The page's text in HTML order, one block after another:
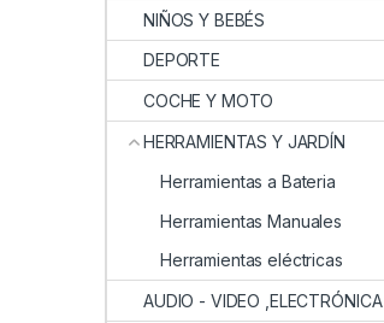
NIÑOS Y BEBÉS
DEPORTE
COCHE Y MOTO
HERRAMIENTAS Y JARDÍN
Herramientas a Bateria
Herramientas Manuales
Herramientas eléctricas
AUDIO - VIDEO ,ELECTRÓNICA